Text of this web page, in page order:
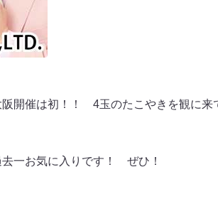
開催は初！！ 4玉のたこやきを観に来
一お気に入りです！ ぜひ！